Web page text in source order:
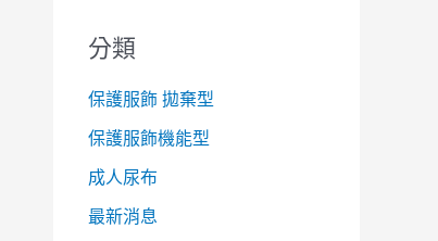
分類
保護服飾 拋棄型
保護服飾機能型
成人尿布
最新消息